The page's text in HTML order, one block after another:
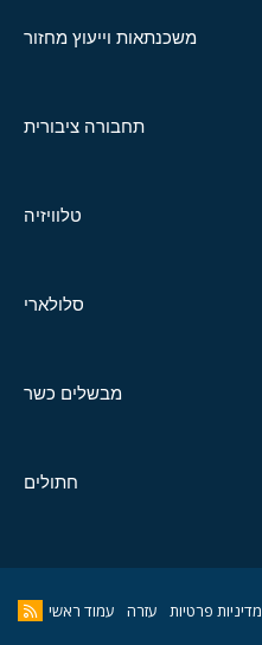
משכנתאות וייעוץ מחזור
תחבורה ציבורית
טלוויזיה
סלולארי
מבשלים כשר
חתולים
מדיניות פרטיות עזרה עמוד ראשי